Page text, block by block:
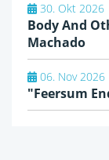
30. Okt 2026
Body And
Machado
06. Nov
"Feersum